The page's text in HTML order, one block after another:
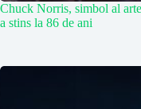
Chuck Norris, simbol al
a stins la 86 de ani